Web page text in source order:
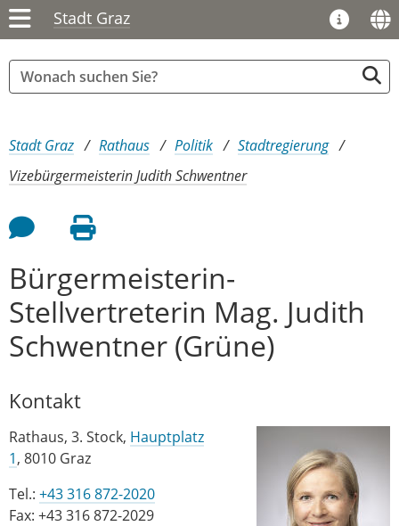
Stadt Graz
Sie sind hier:
Stadt Graz Rathaus Politik
Stadtregierung
Vizebürgermeisterin Judith Schwentner
Feedback an Autor
Seite drucken
Bürgermeisterin-
Stellvertreterin Mag. Judith
Schwentner (Grüne)
Kontakt
Rathaus, 3. Stock, Hauptplatz
1, 8010 Graz
Tel.: +43 316 872-2020
Fax: +43 316 872-2029